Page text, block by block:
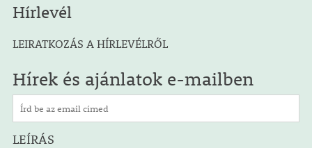
Hírlevél
LEIRATKOZÁS A HÍRLEVÉLRŐL
Hírek és ajánlatok e-mailben
LEÍRÁS